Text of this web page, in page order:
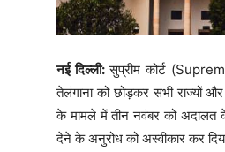
नई दिल्ली:सुप्रीम कोर्ट
तेलंगाना को छोड़कर सभी राज्यों
के मामले में तीन नवंबर को
देने के अनुरोध को अस्वीकार कर